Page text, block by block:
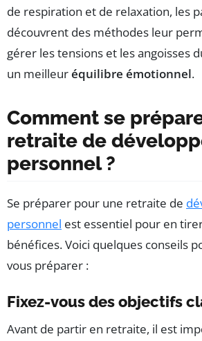
de respiration et de relaxation, les
découvrent des méthodes leur
gérer les tensions et les angoisses
un meilleuréquilibre émotionnel.
Comment se
retraite de
personnel ?
Se préparer pour une retraite de
personnel est essentiel pour en
bénéfices. Voici quelques conseils
vous préparer :
Fixez-vous des objectifs
Avant de partir en retraite, il est